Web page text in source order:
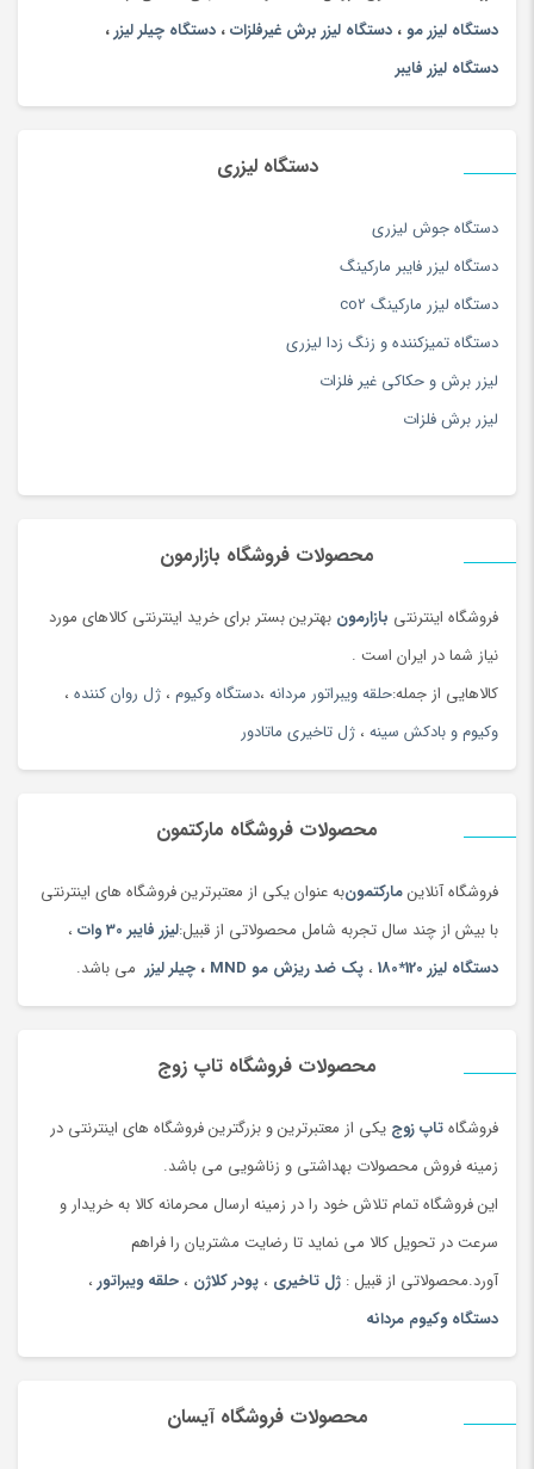
دستگاه لیزر مو ، دستگاه لیزر برش غیرفلزات، دستگاه چیلر لیزر،
دستگاه لیزر فایبر
دستگاه لیزری
دستگاه جوش لیزری
دستگاه لیزر فایبر مارکینگ
دستگاه لیزر مارکینگ co2
دستگاه تمیزکننده و زنگ زدا لیزری
لیزر برش و حکاکی غیر فلزات
لیزر برش فلزات
محصولات فروشگاه بازارمون
فروشگاه اینترنتی بازارمون بهترین بستر برای خرید اینترنتی کالاهای مورد
نیاز شما در ایران است .
کالاهایی از جمله:حلقه ویبراتور مردانه ،دستگاه وکیوم ، ژل روان کننده ،
وکیوم و بادکش سینه ، ژل تاخیری ماتادور
محصولات فروشگاه مارکتمون
فروشگاه آنلاینمارکتمونبه عنوان یکی از معتبرترین فروشگاه های اینترنتی
با بیش از چند سال تجربه شامل محصولاتی از قبیل:لیزر فایبر 30 وات
،
دستگاه لیزر 120*180
، پک ضد ریزش مو MND ، چیلر لیزر می باشد.
محصولات فروشگاه تاپ زوج
فروشگاهتاپ زوج یکی از معتبرترین و بزرگترین فروشگاه های اینترنتی در
زمینه فروش محصولات بهداشتی و زناشویی می باشد.
این فروشگاه تمام تلاش خود را در زمینه ارسال محرمانه کالا به خریدار و
سرعت در تحویل کالا می نماید تا رضایت مشتریان را فراهم
آورد.محصولاتی از قبیل : ژل تاخیری ، پودر کلاژن ، حلقه ویبراتور ،
دستگاه وکیوم مردانه
محصولات فروشگاه آیسان